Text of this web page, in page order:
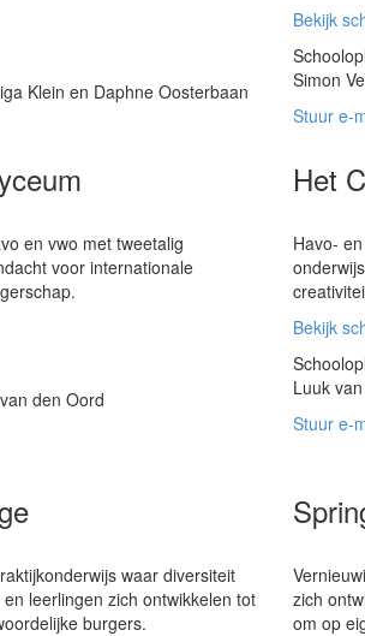
Klein en Daphne Oosterbaan
Bekijk
Simon
Stuur e-
en vwo met tweetalig
voor internationale
den Oord
Het
Havo-
Bekijk
Luuk
Stuur e-
waar diversiteit
leerlingen zich ontwikkelen tot
burgers.
zich
om op